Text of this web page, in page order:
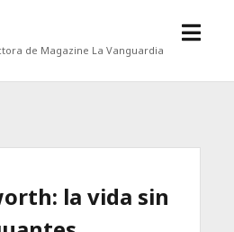
de Magazine La Vanguardia
abrir
la vida sin